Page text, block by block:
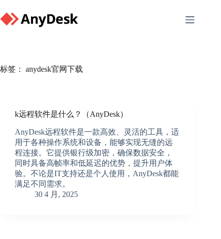
to
content
标签： anydesk官网下载
k远程软件是什么？（AnyDesk）
AnyDesk远程软件是一款高效、灵活的工具，适
用于各种操作系统和设备，能够实现无缝的远
程连接。它提供银行级加密，确保数据安全，
同时具备高帧率和低延迟的优势，提升用户体
验。不论是IT支持还是个人使用，AnyDesk都能
满足不同需求。
30 4 月, 2025